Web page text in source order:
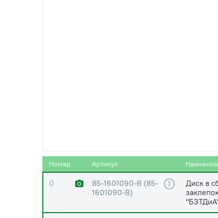
Номер Артикул
0 1522-1601120
Диск
0
85-1601090-B (85-
1601090-В)
Диск в